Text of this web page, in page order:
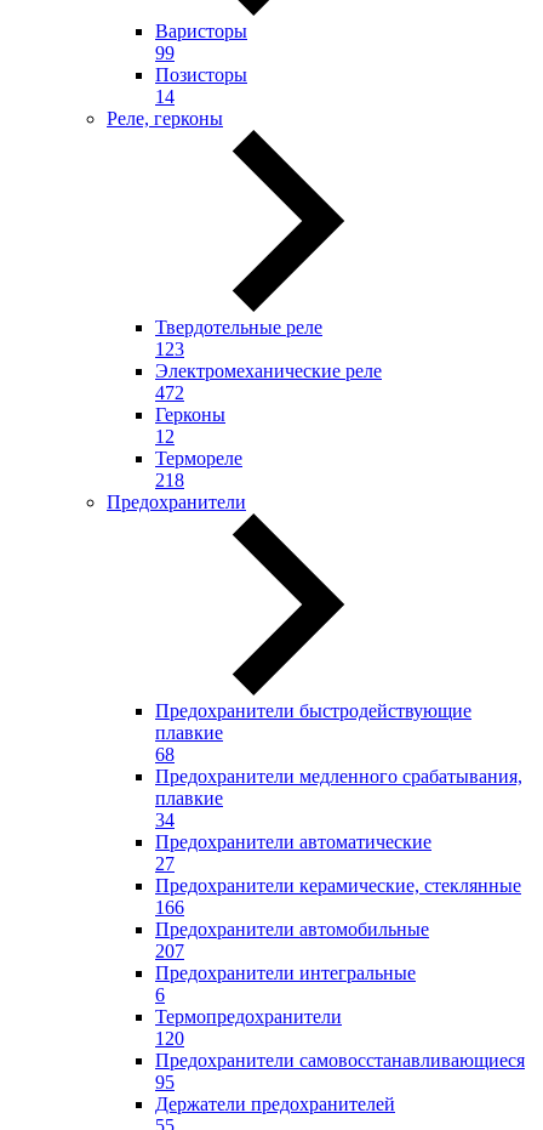
Варисторы
99
Позисторы
14
Реле, герконы
Твердотельные реле
123
Электромеханические реле
472
Герконы
12
Термореле
218
Предохранители
Предохранители быстродействующие
плавкие
68
Предохранители медленного срабатывания,
плавкие
34
Предохранители автоматические
27
Предохранители керамические, стеклянные
166
Предохранители автомобильные
207
Предохранители интегральные
6
Термопредохранители
120
Предохранители самовосстанавливающиеся
95
Держатели предохранителей
55